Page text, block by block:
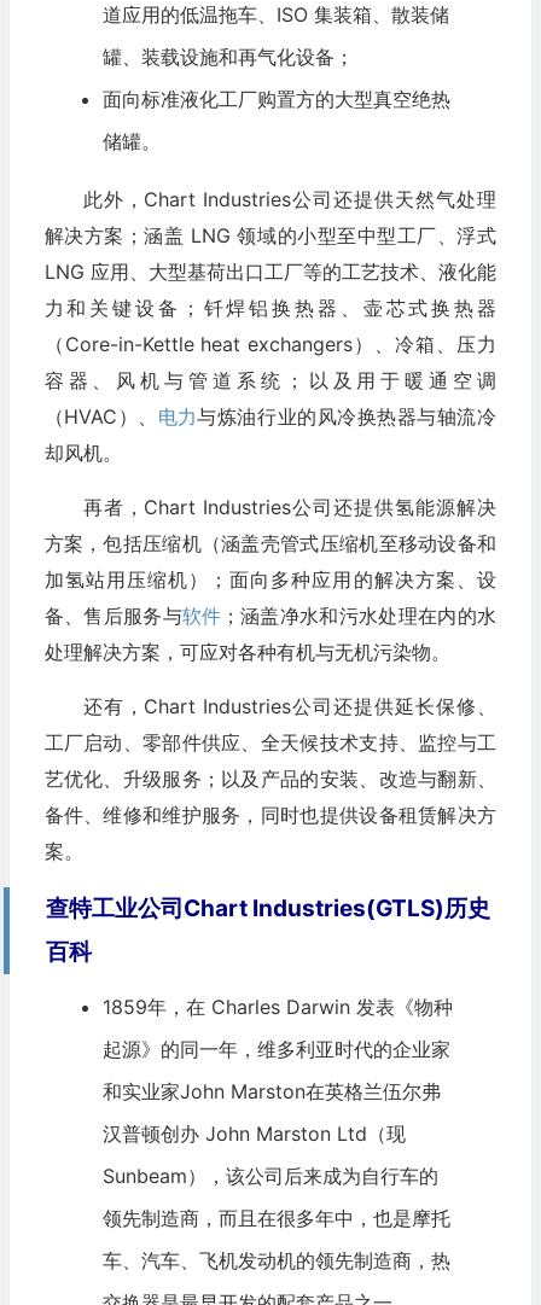
道应用的低温拖车、ISO 集装箱、散装储
罐、装载设施和再气化设备；
面向标准液化工厂购置方的大型真空绝热
储罐。
此外，Chart Industries公司还提供天然气处理
解决方案；涵盖 LNG 领域的小型至中型工厂、浮式
LNG 应用、大型基荷出口工厂等的工艺技术、液化能
力和关键设备；钎焊铝换热器、壶芯式换热器
（Core-in-Kettle heat exchangers）、冷箱、压力
容器、风机与管道系统；以及用于暖通空调
（HVAC）、 电力与炼油行业的风冷换热器与轴流冷
却风机。
再者，Chart Industries公司还提供氢能源解决
方案，包括压缩机（涵盖壳管式压缩机至移动设备和
加氢站用压缩机）；面向多种应用的解决方案、设
备、售后服务与软件；涵盖净水和污水处理在内的水
处理解决方案，可应对各种有机与无机污染物。
还有，Chart Industries公司还提供延长保修、
工厂启动、零部件供应、全天候技术支持、监控与工
艺优化、升级服务；以及产品的安装、改造与翻新、
备件、维修和维护服务，同时也提供设备租赁解决方
案。
查特工业公司Chart Industries(GTLS)历史
百科
1859年，在 Charles Darwin 发表《物种
起源》的同一年，维多利亚时代的企业家
和实业家John Marston在英格兰伍尔弗
汉普顿创办 John Marston Ltd（现
Sunbeam），该公司后来成为自行车的
领先制造商，而且在很多年中，也是摩托
车、 汽车、飞机发动机的领先制造商，热